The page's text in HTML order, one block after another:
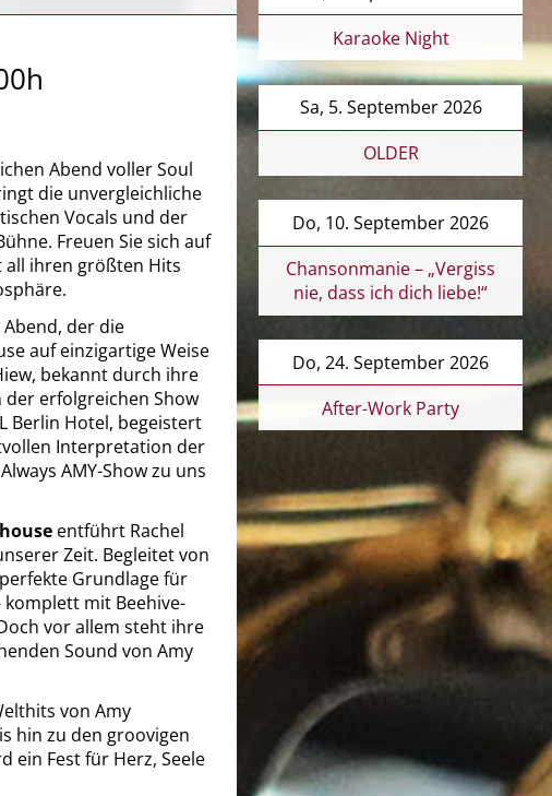
Abend voller Soul
die unvergleichliche
Vocals und der
Freuen Sie sich auf
all ihren größten Hits
der die
auf einzigartige Weise
bekannt durch ihre
erfolgreichen Show
Berlin Hotel, begeistert
Interpretation der
AMY-Show zu uns
entführt Rachel
Zeit. Begleitet von
Grundlage für
komplett mit Beehive-
vor allem steht ihre
Sound von Amy
von Amy
hin zu den groovigen
ein Fest für Herz, Seele
Karaoke Night
Sa, 5. September 2026
OLDER
Do, 10. September 2026
Chansonmanie – „Vergiss
nie, dass ich dich liebe!“
Do, 24. September 2026
After-Work Party